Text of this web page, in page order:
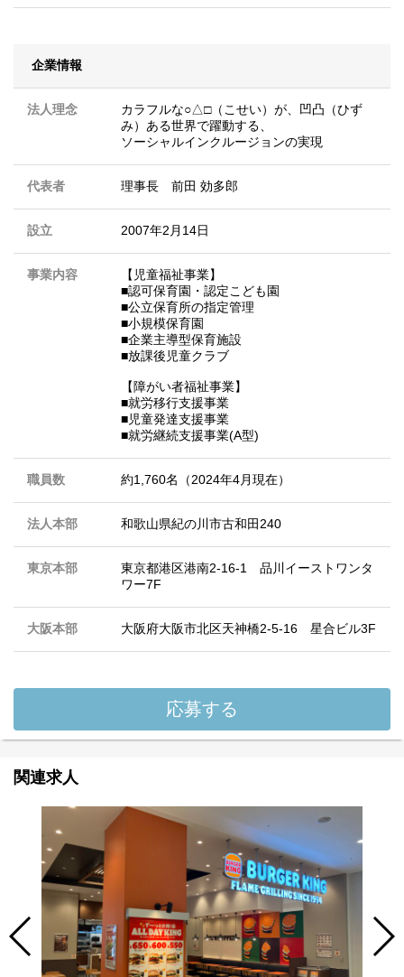
企業情報
法人理念
カラフルな○△□（こせい）が、凹凸（ひず
み）ある世界で躍動する、
ソーシャルインクルージョンの実現
代表者 理事長 前田 効多郎
設立 2007年2月14日
事業内容
【児童福祉事業】
■認可保育園・認定こども園
■公立保育所の指定管理
■小規模保育園
■企業主導型保育施設
■放課後児童クラブ
【障がい者福祉事業】
■就労移行支援事業
■児童発達支援事業
■就労継続支援事業(A型)
職員数 約1,760名（2024年4月現在）
法人本部 和歌山県紀の川市古和田240
東京本部
東京都港区港南2-16-1 品川イーストワンタ
ワー7F
大阪本部 大阪府大阪市北区天神橋2-5-16 星合ビル3F
応募する
関連求人